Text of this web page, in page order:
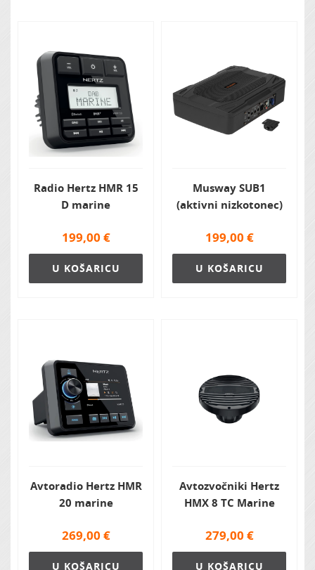
Zvočna izolacija
Radio Hertz HMR 15
D marine
199,00 €
U KOŠARICU
Musway SUB1
(aktivni nizkotonec)
199,00 €
U KOŠARICU
Avtoradio Hertz HMR
20 marine
269,00 €
U KOŠARICU
Avtozvočniki Hertz
HMX 8 TC Marine
279,00 €
U KOŠARICU